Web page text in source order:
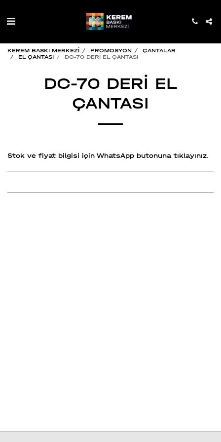
KEREM BASKI MERKEZİ PROMOSYON
ÇANTALAR
EL ÇANTASI
DC-70 DERİ EL ÇANTASI
DC-70 DERİ EL
ÇANTASI
Stok ve fiyat bilgisi için WhatsApp butonuna tıklayınız.